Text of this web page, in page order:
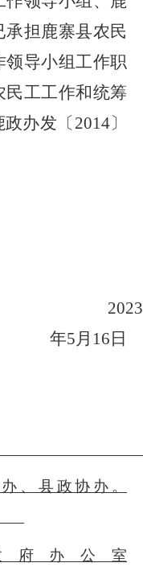
担鹿寨县农民
导小组工作职
民工工作和统筹
办发〔 2014〕
2023
年5月 16 日
、县政协办。
办公室